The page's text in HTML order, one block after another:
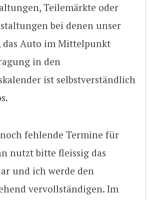
Teilemärkte oder
bei denen unser
das Auto im Mittelpunkt
in den
ist selbstverständlich
fehlende Termine für
nutzt bitte fleissig das
und ich werde den
vervollständigen. Im